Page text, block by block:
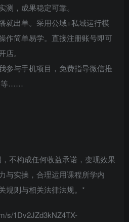
，成果稳定可靠。
就出单。采用公域+私域运行模
作简单易学。直接注册账号即可
。
参与手机项目，免费指导微信推
等……
不构成任何收益承诺，变现效果
与实操，合理运用课程所学内
规则与相关法律法规。*
s/1Dv2JZd3kNZ4TX-